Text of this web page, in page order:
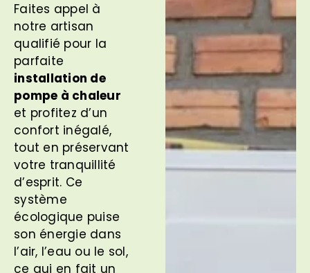
Faites appel à
notre artisan
qualifié pour la
parfaite
installation de
pompe à chaleur
et profitez d’un
confort inégalé,
tout en préservant
votre tranquillité
d’esprit. Ce
système
écologique puise
son énergie dans
l’air, l’eau ou le sol,
ce qui en fait un